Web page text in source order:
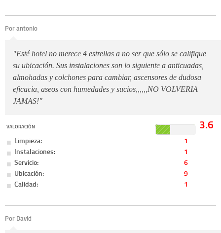
Por antonio
"Esté hotel no merece 4 estrellas a no ser que sólo se califique
su ubicación. Sus instalaciones son lo siguiente a anticuadas,
almohadas y colchones para cambiar, ascensores de dudosa
eficacia, aseos con humedades y sucios,,,,,,NO VOLVERIA
JAMAS!"
VALORACIÓN 3.6
Limpieza:
1
Instalaciones:
1
Servicio:
6
Ubicación:
9
Calidad:
1
Por David